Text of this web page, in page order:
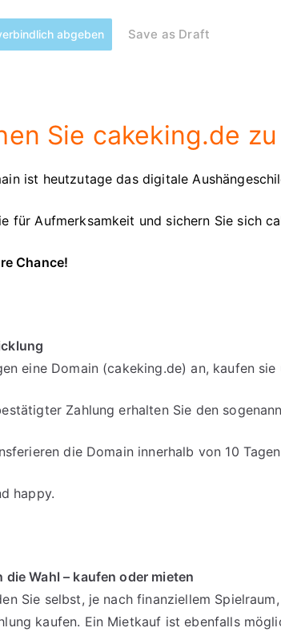
abgeben Save as Draft
Sie cakeking.de
ist heutzutage das digitale
für Aufmerksamkeit und sichern Sie sich
Chance!
eine Domain (cakeking.de) an, kaufen
Zahlung erhalten Sie den
die Domain innerhalb von 10
happy.
die Wahl – kaufen oder mieten
Sie selbst, je nach finanziellem
kaufen. Ein Mietkauf ist ebenfalls